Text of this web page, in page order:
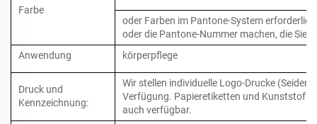
Farbe
oder Farben im Pantone-System
oder die Pantone-Nummer machen, die Sie
Anwendung
körperpflege
Druck und
Kennzeichnung:
Wir stellen individuelle Logo-Drucke
Verfügung. Papieretiketten und
auch verfügbar.